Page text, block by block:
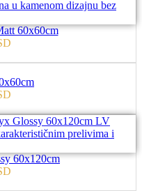
60x60cm
60x120cm